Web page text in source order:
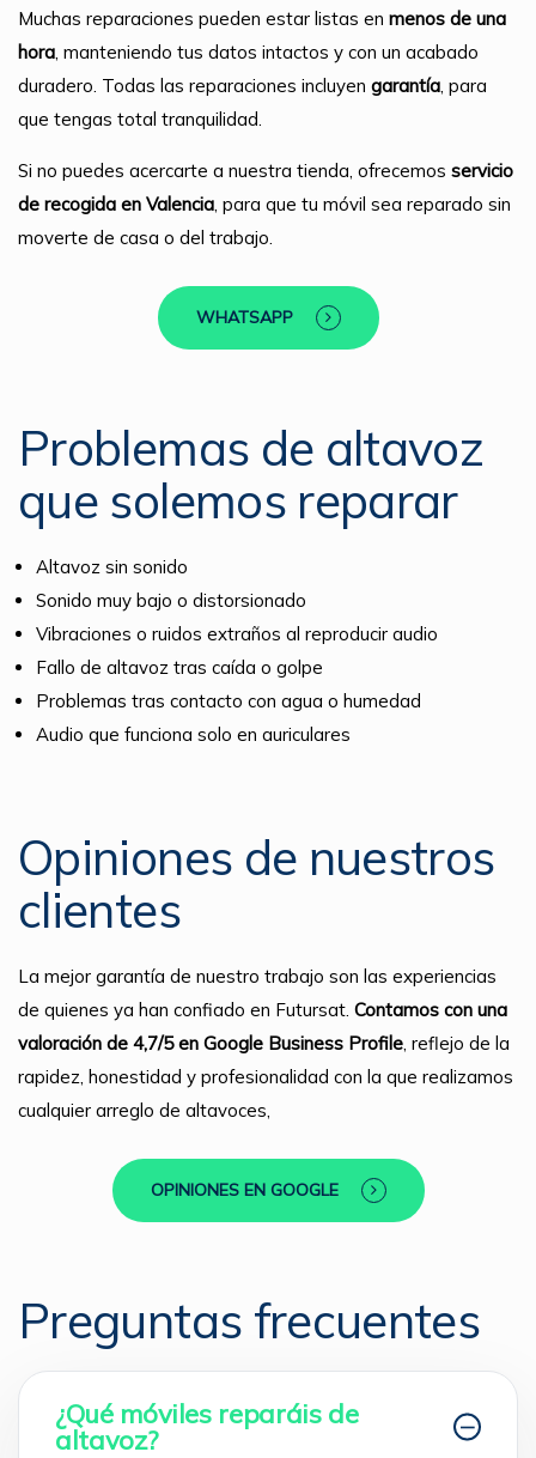
Muchas reparaciones pueden estar listas en menos de una
hora, manteniendo tus datos intactos y con un acabado
duradero. Todas las reparaciones incluyen garantía, para
que tengas total tranquilidad.
Si no puedes acercarte a nuestra tienda, ofrecemos servicio
de recogida en Valencia, para que tu móvil sea reparado sin
moverte de casa o del trabajo.
WHATSAPP
Problemas de altavoz
que solemos reparar
Altavoz sin sonido
Sonido muy bajo o distorsionado
Vibraciones o ruidos extraños al reproducir audio
Fallo de altavoz tras caída o golpe
Problemas tras contacto con agua o humedad
Audio que funciona solo en auriculares
Opiniones de nuestros
clientes
La mejor garantía de nuestro trabajo son las experiencias
de quienes ya han confiado en Futursat. Contamos con una
valoración de 4,7/5 en Google Business Profile, reflejo de la
rapidez, honestidad y profesionalidad con la que realizamos
cualquier arreglo de altavoces,
OPINIONES EN GOOGLE
Preguntas frecuentes
¿Qué móviles reparáis de
altavoz?